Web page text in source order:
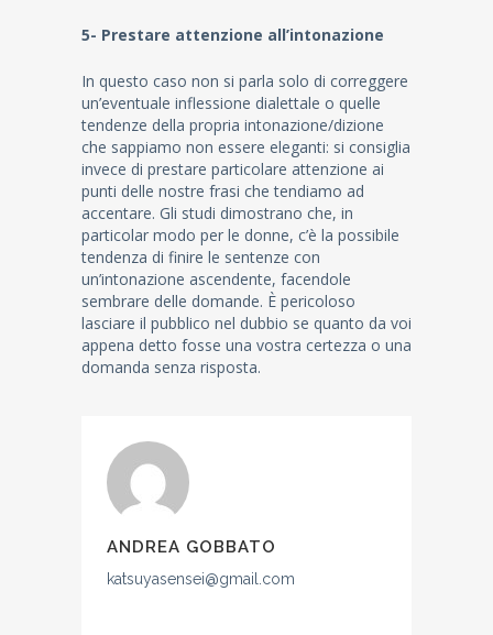
5- Prestare attenzione all’intonazione
In questo caso non si parla solo di correggere
un’eventuale inflessione dialettale o quelle
tendenze della propria intonazione/dizione
che sappiamo non essere eleganti: si consiglia
invece di prestare particolare attenzione ai
punti delle nostre frasi che tendiamo ad
accentare. Gli studi dimostrano che, in
particolar modo per le donne, c’è la possibile
tendenza di finire le sentenze con
un’intonazione ascendente, facendole
sembrare delle domande. È pericoloso
lasciare il pubblico nel dubbio se quanto da voi
appena detto fosse una vostra certezza o una
domanda senza risposta.
ANDREA GOBBATO
katsuyasensei@gmail.com